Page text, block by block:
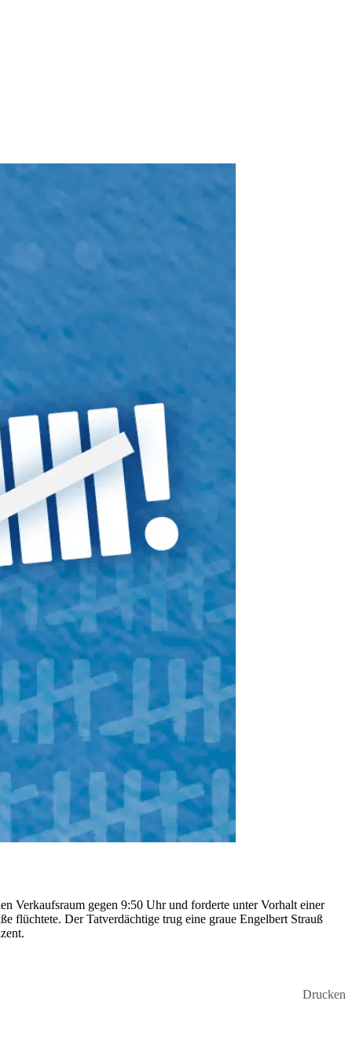
Verkaufsraum gegen 9:50 Uhr und forderte unter Vorhalt einer
flüchtete. Der Tatverdächtige trug eine graue Engelbert Strauß
Drucken